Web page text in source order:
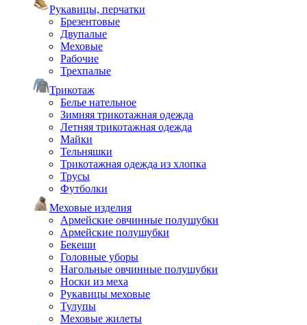
Рукавицы, перчатки
Брезентовые
Двупалые
Меховые
Рабочие
Трехпалые
Трикотаж
Белье нательное
Зимняя трикотажная одежда
Летняя трикотажная одежда
Майки
Тельняшки
Трикотажная одежда из хлопка
Трусы
Футболки
Меховые изделия
Армейские овчинные полушубки
Армейские полушубки
Бекеши
Головные уборы
Нагольные овчинные полушубки
Носки из меха
Рукавицы меховые
Тулупы
Меховые жилеты